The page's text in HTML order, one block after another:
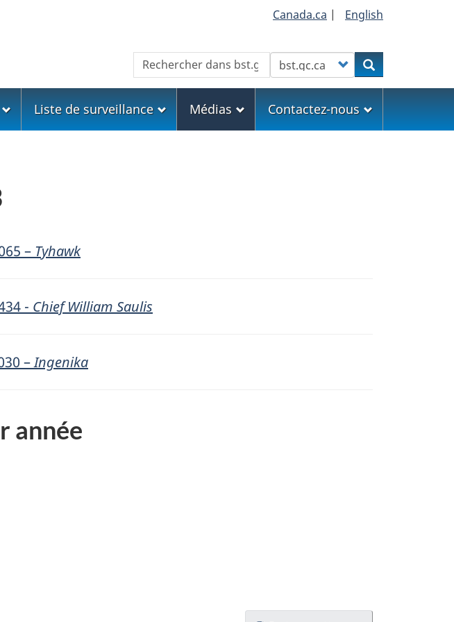
Canada.ca | English
Rechercher Customize your searchRechercher
Liste de surveillance Médias Contactez-nous
– Tyhawk
- Chief William Saulis
–Ingenika
année